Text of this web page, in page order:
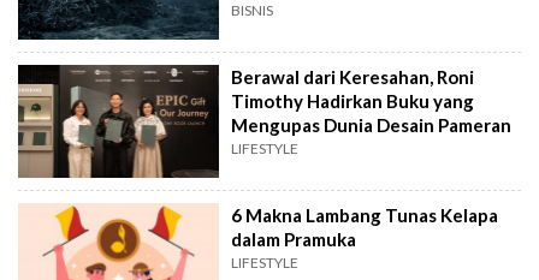
BISNIS
Berawal dari Keresahan, Roni
Timothy Hadirkan Buku yang
Mengupas Dunia Desain Pameran
LIFESTYLE
6 Makna Lambang Tunas Kelapa
dalam Pramuka
LIFESTYLE